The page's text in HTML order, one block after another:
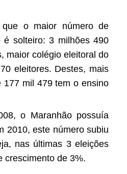
o maior número de
é solteiro: 3 milhões 490
maior colégio eleitoral do
eleitores. Destes, mais
177 mil 479 tem o ensino
o Maranhão possuía
2010, este número subiu
nas últimas 3 eleições
crescimento de 3%.